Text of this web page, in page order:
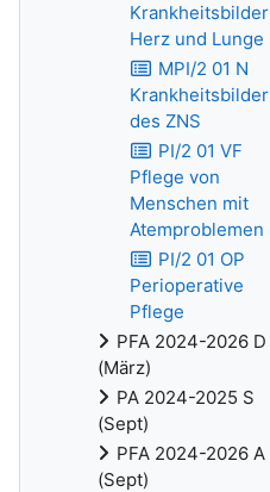
Krankheitsbilder
Herz und Lunge
MPI/2 01 N
Krankheitsbilder
des ZNS
PI/2 01 VF
Pflege von
Menschen mit
Atemproblemen
PI/2 01 OP
Perioperative
Pflege
PFA 2024-2026 D
(März)
PA 2024-2025 S
(Sept)
PFA 2024-2026 A
(Sept)